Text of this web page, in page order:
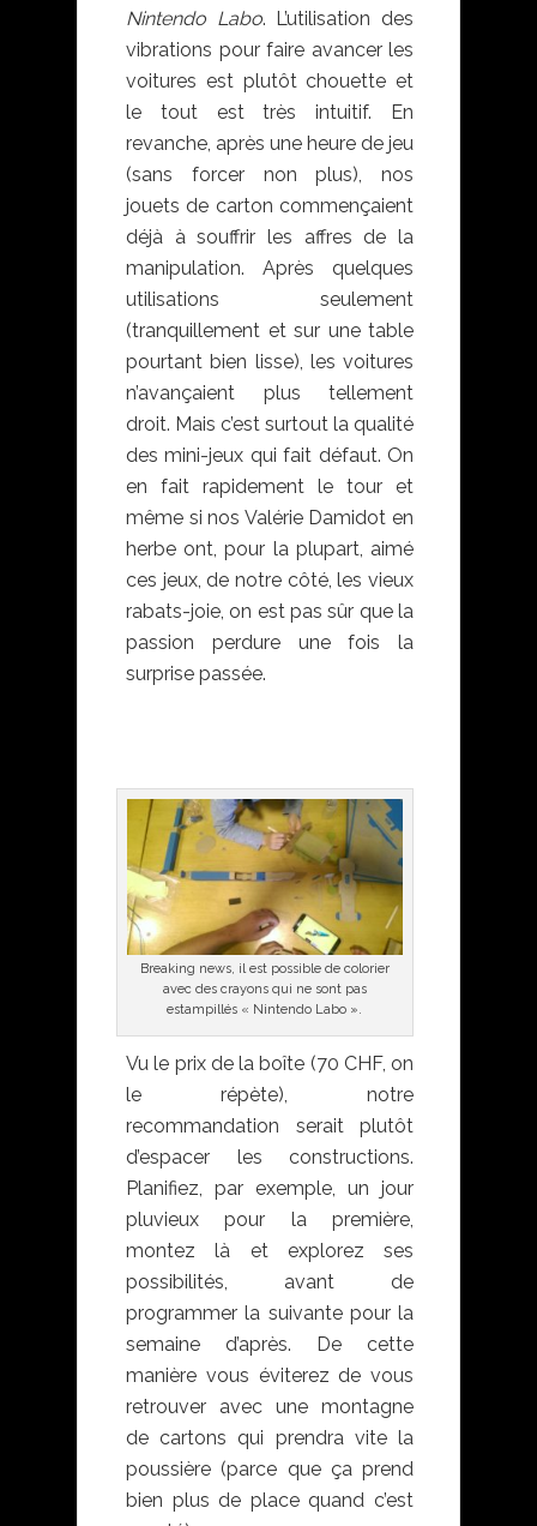
Nintendo Labo. L’utilisation des
vibrations pour faire avancer les
voitures est plutôt chouette et
le tout est très intuitif. En
revanche, après une heure de jeu
(sans forcer non plus), nos
jouets de carton commençaient
déjà à souffrir les affres de la
manipulation. Après quelques
utilisations seulement
(tranquillement et sur une table
pourtant bien lisse), les voitures
n’avançaient plus tellement
droit. Mais c’est surtout la qualité
des mini-jeux qui fait défaut. On
en fait rapidement le tour et
même si nos Valérie Damidot en
herbe ont, pour la plupart, aimé
ces jeux, de notre côté, les vieux
rabats-joie, on est pas sûr que la
passion perdure une fois la
surprise passée.
Breaking news, il est possible de colorier
avec des crayons qui ne sont pas
estampillés « Nintendo Labo ».
Vu le prix de la boîte (70 CHF, on
le répète), notre
recommandation serait plutôt
d’espacer les constructions.
Planifiez, par exemple, un jour
pluvieux pour la première,
montez là et explorez ses
possibilités, avant de
programmer la suivante pour la
semaine d’après. De cette
manière vous éviterez de vous
retrouver avec une montagne
de cartons qui prendra vite la
poussière (parce que ça prend
bien plus de place quand c’est